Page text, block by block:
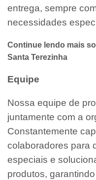
entrega, sempre
necessidades
Continue lendo mais
Santa Terezinha
Equipe
Nossa equipe de
juntamente com a
Constantemente
colaboradores para
especiais e
produtos,